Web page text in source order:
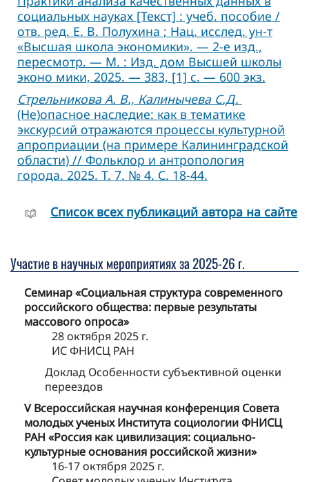
социальных науках [Текст] : учеб. пособие /
отв. ред. Е. В. Полухина ; Нац. исслед. ун-т
«Высшая школа экономики». — 2-е изд.,
пересмотр. — М. : Изд. дом Высшей школы
эконо мики, 2025. — 383, [1] с. — 600 экз.
Стрельникова А. В., Калинычева С.Д.
(Не)опасное наследие: как в тематике
экскурсий отражаются процессы культурной
апроприации (на примере Калининградской
области) // Фольклор и антропология
города. 2025. Т. 7. № 4. С. 18-44.
Cписок всех публикаций автора на сайте
Участие в научных мероприятиях за 2025-26 г.
Семинар «Социальная структура современного
российского общества: первые результаты
массового опроса»
28 октября 2025 г.
ИС ФНИСЦ РАН
Доклад Особенности субъективной оценки
переездов
V Всероссийская научная конференция Совета
молодых ученых Института социологии ФНИСЦ
РАН «Россия как цивилизация: социально-
культурные основания российской жизни»
16-17 октября 2025 г.